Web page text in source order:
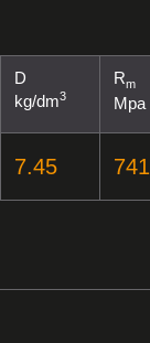
D
kg/dm3
Rm
Mpa
7.45 741